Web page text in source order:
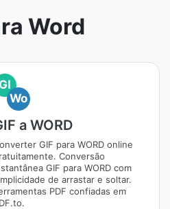
Word
GI
Wo
a WORD
GIF para WORD online
Conversão
GIF para WORD com
de arrastar e soltar.
PDF confiadas em